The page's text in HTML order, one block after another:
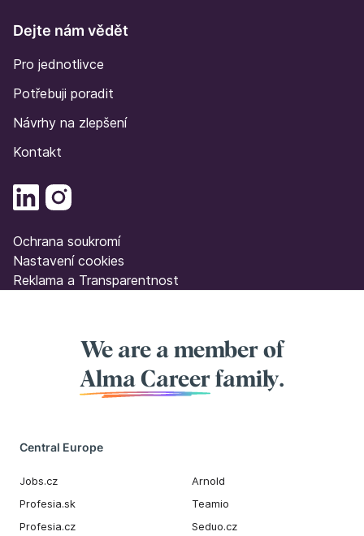
Dejte nám vědět
Pro jednotlivce
Potřebuji poradit
Návrhy na zlepšení
Kontakt
Ochrana soukromí
Nastavení cookies
Reklama a Transparentnost
We are a member of
Alma Career family.
Central Europe
Jobs.cz
Profesia.sk
Profesia.cz
Arnold
Teamio
Seduo.cz